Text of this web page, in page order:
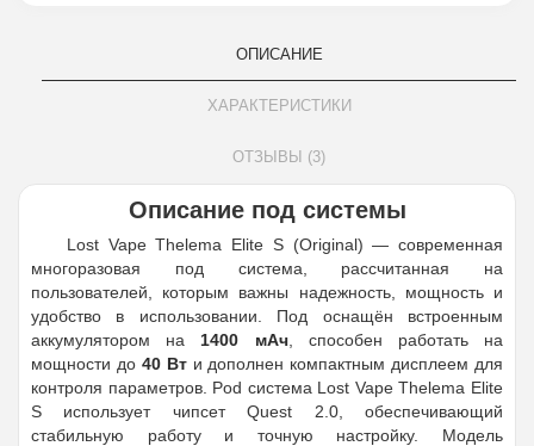
ОПИСАНИЕ
ХАРАКТЕРИСТИКИ
ОТЗЫВЫ (3)
Описание под системы
Lost Vape Thelema Elite S (Original) — современная
многоразовая под система, рассчитанная на
пользователей, которым важны надежность, мощность и
удобство в использовании. Под оснащён встроенным
аккумулятором на 1400 мАч, способен работать на
мощности до 40 Вти дополнен компактным дисплеем для
контроля параметров. Pod система Lost Vape Thelema Elite
S использует чипсет Quest 2.0, обеспечивающий
стабильную работу и точную настройку. Модель